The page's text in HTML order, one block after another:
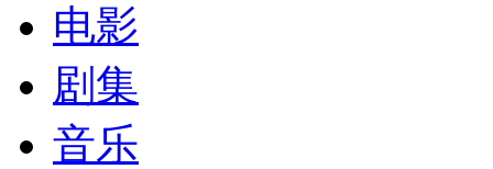
电影
剧集
音乐